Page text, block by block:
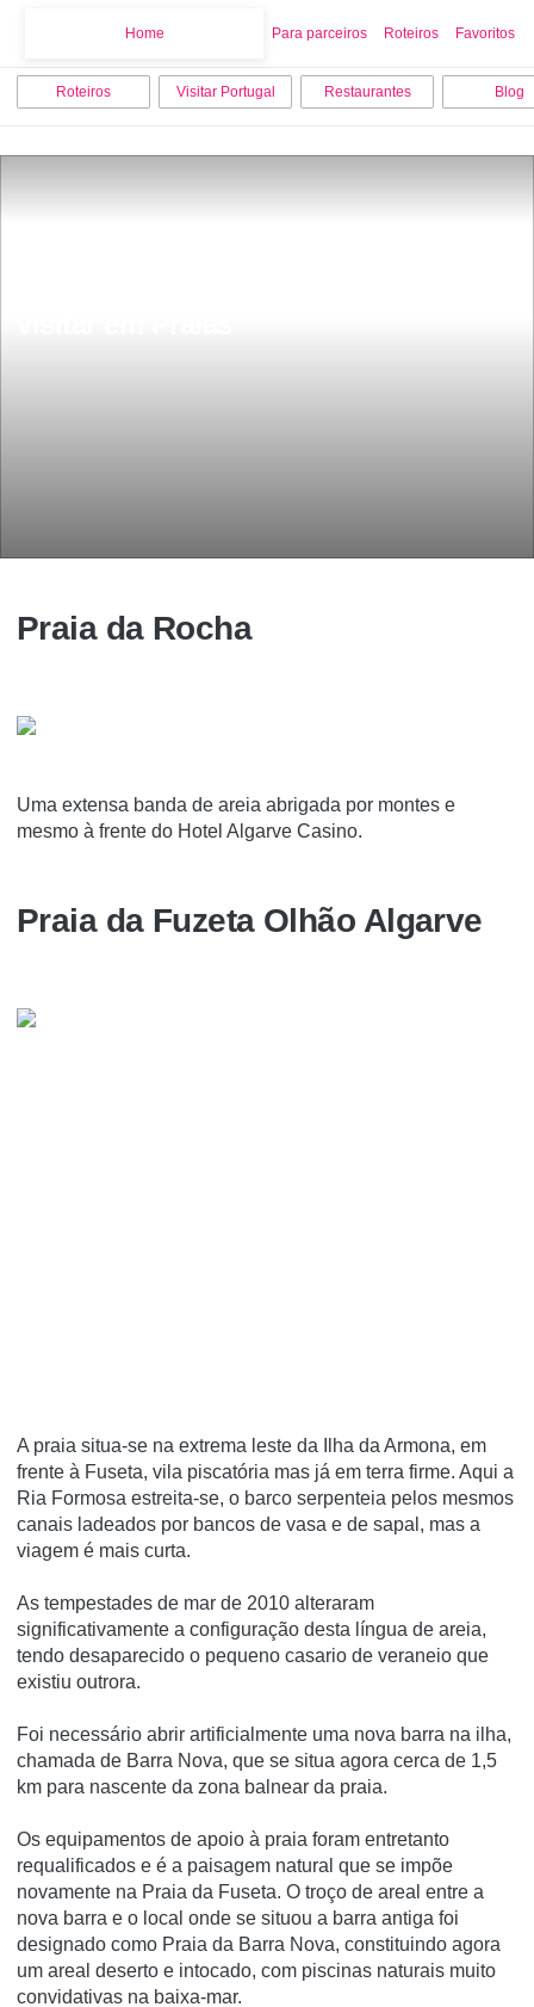
Home Para parceiros Roteiros Favoritos
Roteiros Visitar Portugal Restaurantes Blog
Praia da Rocha
Uma extensa banda de areia abrigada por montes e
mesmo à frente do Hotel Algarve Casino.
Praia da Fuzeta Olhão Algarve
A praia situa-se na extrema leste da Ilha da Armona, em
frente à Fuseta, vila piscatória mas já em terra firme. Aqui a
Ria Formosa estreita-se, o barco serpenteia pelos mesmos
canais ladeados por bancos de vasa e de sapal, mas a
viagem é mais curta.
As tempestades de mar de 2010 alteraram
significativamente a configuração desta língua de areia,
tendo desaparecido o pequeno casario de veraneio que
existiu outrora.
Foi necessário abrir artificialmente uma nova barra na ilha,
chamada de Barra Nova, que se situa agora cerca de 1,5
km para nascente da zona balnear da praia.
Os equipamentos de apoio à praia foram entretanto
requalificados e é a paisagem natural que se impõe
novamente na Praia da Fuseta. O troço de areal entre a
nova barra e o local onde se situou a barra antiga foi
designado como Praia da Barra Nova, constituindo agora
um areal deserto e intocado, com piscinas naturais muito
convidativas na baixa-mar.